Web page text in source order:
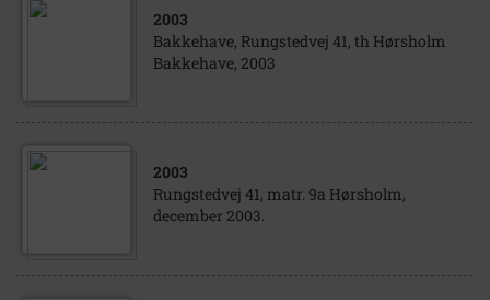
2003
Bakkehave, Rungstedvej 41, th Hørsholm
Bakkehave, 2003
2003
Rungstedvej 41, matr. 9a Hørsholm,
december 2003.